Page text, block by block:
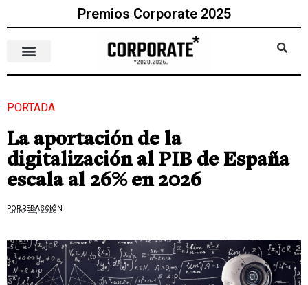
Premios Corporate 2025
PORTADA
La aportación de la
digitalización al PIB de España
escala al 26% en 2026
POR REDACCIÓN
junio 22, 2026